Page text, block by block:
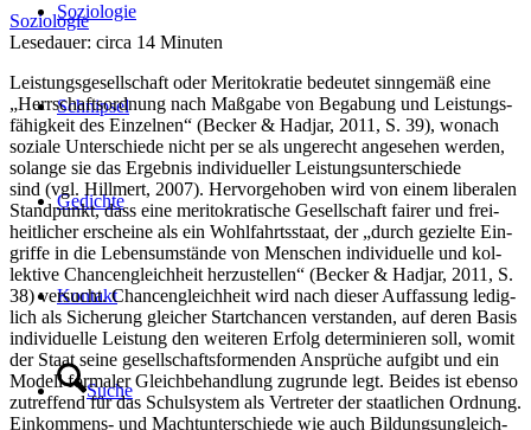
Sozio­lo­gie
Schnip­sel
Gedich­te
Kon­takt
Suche
Soziologie
Lese­dau­er: cir­ca 14 Minu­ten
Leis­tungs­ge­sell­schaft oder Meri­to­kra­tie bedeu­tet sinn­ge­mäß eine
„Herr­schafts­ord­nung nach Maß­ga­be von Bega­bung und Leis­tungs­
fä­hig­keit des Ein­zel­nen“ (Becker & Hadjar, 2011, S. 39), wonach
sozia­le Unter­schie­de nicht per se als unge­recht ange­se­hen wer­den,
solan­ge sie das Ergeb­nis indi­vi­du­el­ler Leis­tungs­un­ter­schie­de
sind (vgl. Hill­mert, 2007). Her­vor­ge­ho­ben wird von einem libe­ra­len
Stand­punkt, dass eine meri­to­kra­ti­sche Gesell­schaft fai­rer und frei­
heit­li­cher erschei­ne als ein Wohl­fahrts­staat, der „durch geziel­te Ein­
grif­fe in die Lebens­um­stän­de von Men­schen indi­vi­du­el­le und kol­
lek­ti­ve Chan­cen­gleich­heit her­zu­stel­len“ (Becker & Hadjar, 2011, S.
38) ver­sucht. Chan­cen­gleich­heit wird nach die­ser Auf­fas­sung ledig­
lich als Siche­rung glei­cher Start­chan­cen ver­stan­den, auf deren Basis
indi­vi­du­el­le Leis­tung den wei­te­ren Erfolg deter­mi­nie­ren soll, womit
der Staat sei­ne gesell­schafts­for­men­den Ansprü­che auf­gibt und ein
Modell for­ma­ler Gleich­be­hand­lung zugrun­de legt. Bei­des ist eben­so
zutref­fend für das Schul­sys­tem als Ver­tre­ter der staat­li­chen Ord­nung.
Ein­kom­mens- und Macht­un­ter­schie­de wie auch Bil­dungs­un­gleich­